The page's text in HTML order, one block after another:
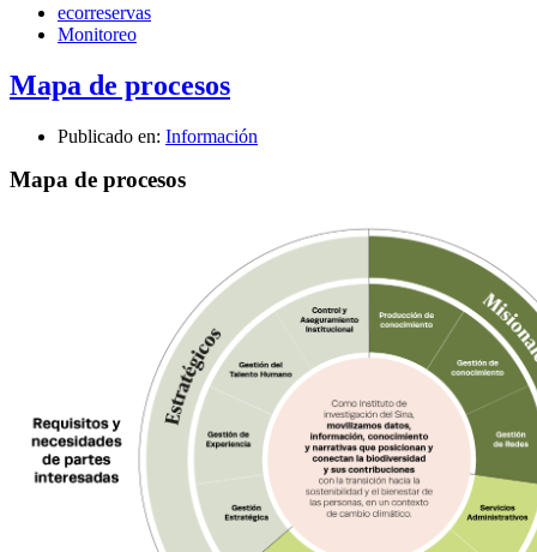
ecorreservas
Monitoreo
Mapa de procesos
Publicado en: Información
Mapa de procesos